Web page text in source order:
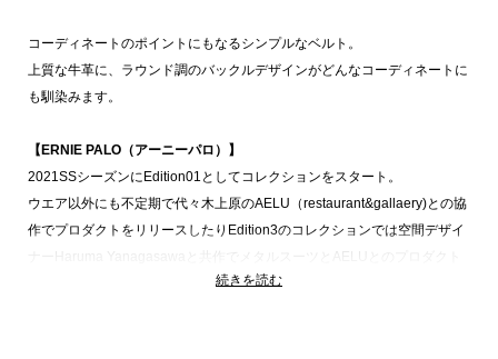
コーディネートのポイントにもなるシンプルなベルト。
上質な牛革に、ラウンド調のバックルデザインがどんなコーディネートに
も馴染みます。
【ERNIE PALO（アーニーパロ）】
2021SSシーズンにEdition01としてコレクションをスタート。
ウエア以外にも不定期で代々木上原のAELU（restaurant&gallaery)との協
作でプロダクトをリリースしたりEdition3のコレクションでは空間デザイ
第２段としてフラワーベースをリリースしたりと広く活動している。
続きを読む